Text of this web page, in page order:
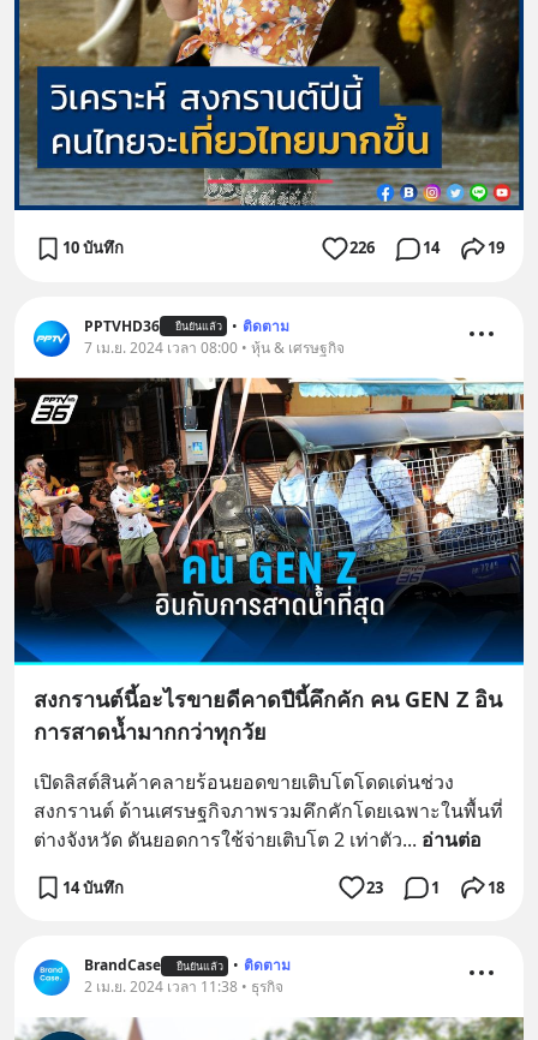
10 บันทึก 226 14 19
PPTVHD36 ยืนยันแล้ว • ติดตาม
7 เม.ย. 2024 เวลา 08:00 • หุ้น & เศรษฐกิจ
สงกรานต์นี้อะไรขายดีคาดปีนี้คึกคัก คน GEN Z อิน
การสาดน้ำมากกว่าทุกวัย
เปิดลิสต์สินค้าคลายร้อนยอดขายเติบโตโดดเด่นช่วง
สงกรานต์ ด้านเศรษฐกิจภาพรวมคึกคักโดยเฉพาะในพื้นที่
ต่างจังหวัด ดันยอดการใช้จ่ายเติบโต 2 เท่าตัว... อ่านต่อ
14 บันทึก 23 1 18
BrandCase ยืนยันแล้ว • ติดตาม
2 เม.ย. 2024 เวลา 11:38 • ธุรกิจ